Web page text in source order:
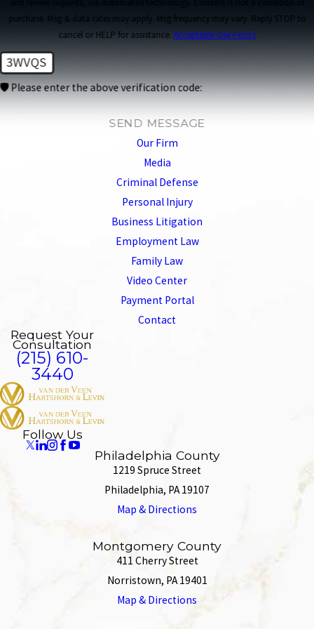
and review requests, via automated technology. Consent is not a condition of
purchase. Msg & data rates may apply. Msg frequency may vary. Reply STOP to
cancel or HELP for assistance. Acceptable Use Policy
3WVQS
🛡️ Please enter the above verification code:
SEND MESSAGE
Our Firm
Media
Criminal Defense
Personal Injury
Business Litigation
Employment Law
Family Law
Video Center
Payment Portal
Contact
Request Your
Consultation
(215) 610-
3440
Follow Us
Philadelphia County
1219 Spruce Street
Philadelphia, PA 19107
Map & Directions
Montgomery County
411 Cherry Street
Norristown, PA 19401
Map & Directions